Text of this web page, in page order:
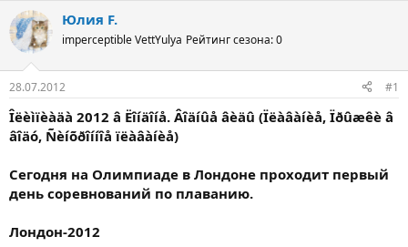
т
о
р
т
е
м
ы
а
н
ч
а
Юлия F.
imperceptible VettYulya Рейтинг сезона: 0
28.07.2012 #1
Îëèìïèàäà 2012 â Ëîíäîíå. Âîäíûå âèäû (Ïëàâàíèå, Ïðûæêè â
âîäó, Ñèíõðîííîå ïëàâàíèå)
Сегодня на Олимпиаде в Лондоне проходит первый
день соревнований по плаванию.
Лондон-2012